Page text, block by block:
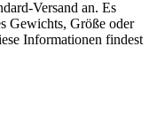
Versand an. Es
Gewichts, Größe oder
Informationen findest